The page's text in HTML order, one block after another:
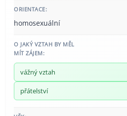
ORIENTACE:
homosexuální
O JAKÝ VZTAH BY MĚL
MÍT ZÁJEM:
vážný vztah
přátelství